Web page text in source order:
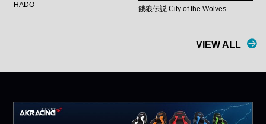
HADO
餓狼伝説 City of the Wolves
VIEW ALL